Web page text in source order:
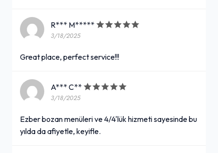
R*** M*****
3/18/2025
Great place, perfect service!!!
A*** C**
3/18/2025
Ezber bozan menüleri ve 4/4'lük hizmeti sayesinde bu
yılda da afiyetle, keyifle.